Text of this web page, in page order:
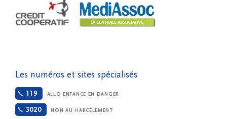
Les numéros et sites spécialisés
119 ALLO ENFANCE EN DANGER
3020 NON AU HARCÈLEMENT